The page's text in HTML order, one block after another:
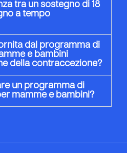
tra un sostegno di 18
a tempo
dal programma di
e bambini
della contraccezione?
un programma di
mamme e bambini?